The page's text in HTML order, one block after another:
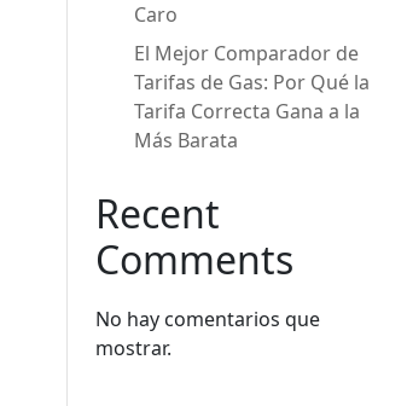
Caro
El Mejor Comparador de
Tarifas de Gas: Por Qué la
Tarifa Correcta Gana a la
Más Barata
Recent
Comments
No hay comentarios que
mostrar.